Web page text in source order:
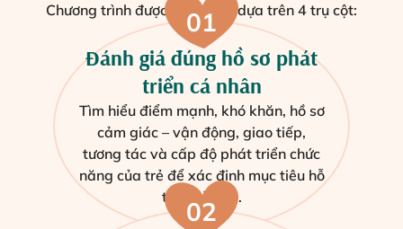
Chương trình được xây dựng dựa trên 4 trụ cột:
01
Đánh giá đúng hồ sơ phát
triển cá nhân
Tìm hiểu điểm mạnh, khó khăn, hồ sơ
cảm giác – vận động, giao tiếp,
tương tác và cấp độ phát triển chức
năng của trẻ để xác định mục tiêu hỗ
trợ phù hợp.
02